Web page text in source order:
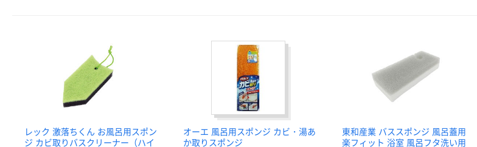
レック 激落ちくん お風呂用スポン
ジ カビ取りバスクリーナー（ハイ
オーエ 風呂用スポンジ カビ・湯あ
か取りスポンジ
東和産業 バススポンジ 風呂蓋用
楽フィット 浴室 風呂フタ洗い用